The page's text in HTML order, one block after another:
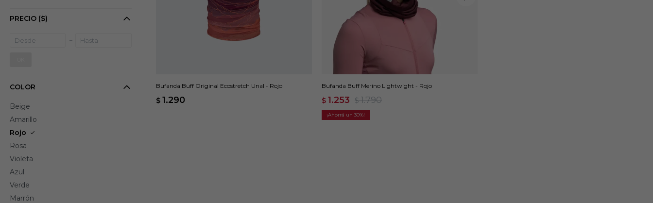
Bufanda Buff Original Ecostretch Unal - Rojo
$ 1.290
Bufanda Buff Merino Lightwight - Rojo
$ 1.253 $ 1.790
30
PRECIO ($)
COLOR
Beige
Amarillo
Rojo
Rosa
Violeta
Azul
Verde
Marrón